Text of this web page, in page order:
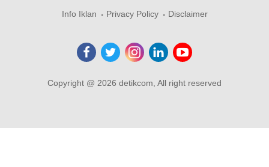
Info Iklan
Privacy Policy Disclaimer
Copyright @ 2026 detikcom, All right reserved